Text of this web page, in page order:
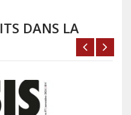
DANS LA